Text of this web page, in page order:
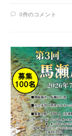
0件のコメント